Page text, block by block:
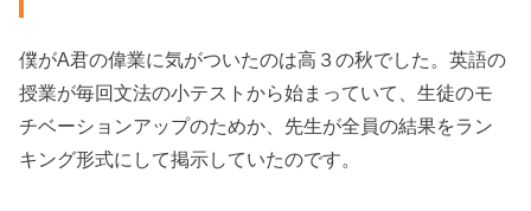
僕がA君の偉業に気がついたのは高３の秋でした。英語の
授業が毎回文法の小テストから始まっていて、生徒のモ
チベーションアップのためか、先生が全員の結果をラン
キング形式にして掲示していたのです。